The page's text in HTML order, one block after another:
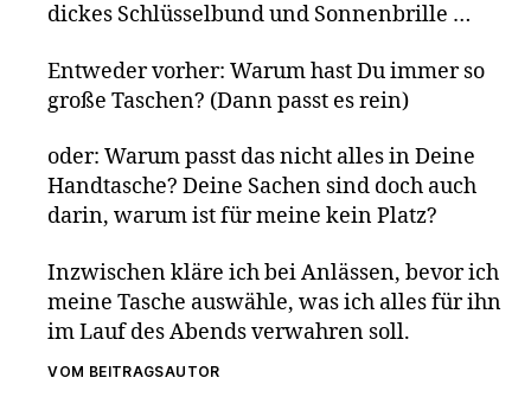
dickes Schlüsselbund und Sonnenbrille …
Entweder vorher: Warum hast Du immer so
große Taschen? (Dann passt es rein)
oder: Warum passt das nicht alles in Deine
Handtasche? Deine Sachen sind doch auch
darin, warum ist für meine kein Platz?
Inzwischen kläre ich bei Anlässen, bevor ich
meine Tasche auswähle, was ich alles für ihn
im Lauf des Abends verwahren soll.
VOM BEITRAGSAUTOR